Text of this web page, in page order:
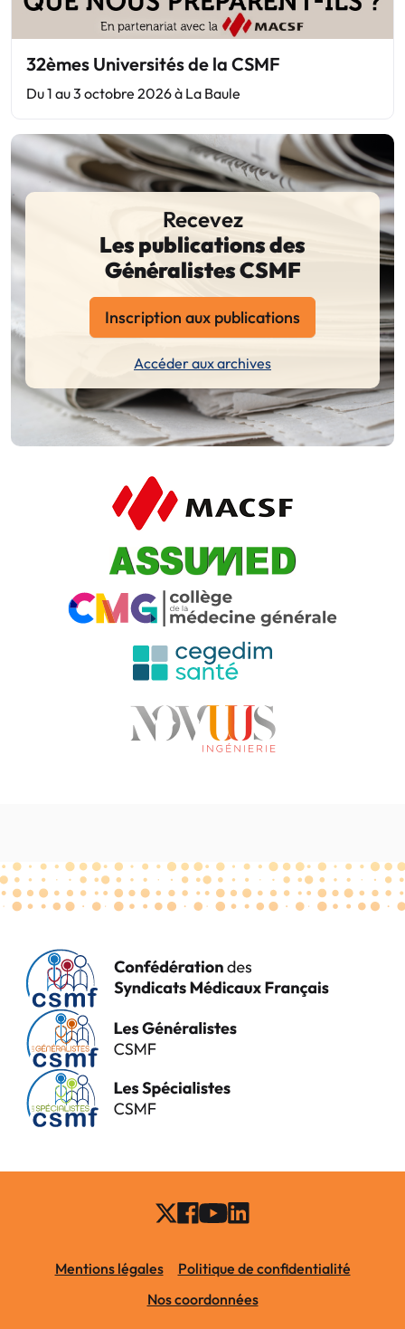
32èmes Universités de la CSMF
Du 1 au 3 octobre 2026 à La Baule
Recevez
Les publications des
Généralistes CSMF
Inscription aux publications
Accéder aux archives
Mentions légales
Politique de confidentialité
Nos coordonnées